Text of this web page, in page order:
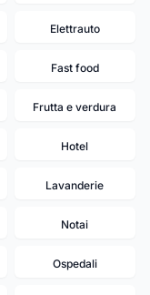
Elettrauto
Fast food
Frutta e verdura
Hotel
Lavanderie
Notai
Ospedali